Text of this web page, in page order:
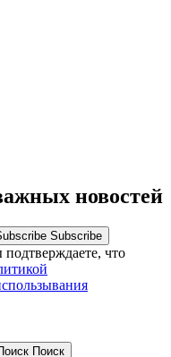
новостей
Subscribe
что
Поиск